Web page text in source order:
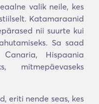
valik neile, kes
Katamaraanid
nii suurte kui
Sa saad
Hispaania
mitmepäevaseks
eriti nende seas, kes